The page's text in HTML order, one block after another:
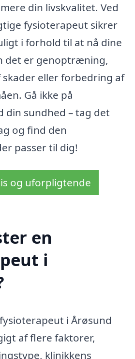
din livskvalitet. Ved
fysioterapeut sikrer
i forhold til at nå dine
det er genoptræning,
eller forbedring af
Gå ikke på
din sundhed – tag det
og find den
passer til dig!
og uforpligtende
en
i
i Årøsund
af flere faktorer,
klinikkens